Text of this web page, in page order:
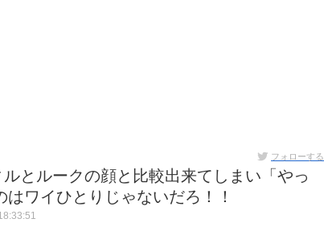
フォローする
とルークの顔と比較出来てしまい「やっ
ワイひとりじゃないだろ！！